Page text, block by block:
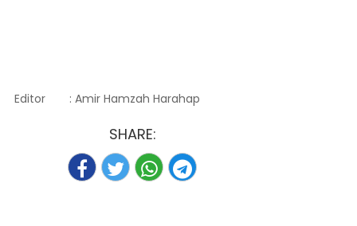
Editor : Amir Hamzah Harahap
SHARE: